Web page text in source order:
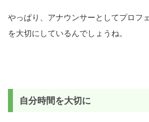
やっぱり、アナウンサーとしてプロフ
を大切にしているんでしょうね。
自分時間を大切に